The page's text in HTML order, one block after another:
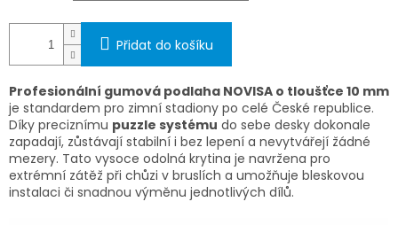
Přidat do košíku
Profesionální gumová podlaha NOVISA o tloušťce 10 mm
je standardem pro zimní stadiony po celé České republice.
Díky preciznímu puzzle systému do sebe desky dokonale
zapadají, zůstávají stabilní i bez lepení a nevytvářejí žádné
mezery. Tato vysoce odolná krytina je navržena pro
extrémní zátěž při chůzi v bruslích a umožňuje bleskovou
instalaci či snadnou výměnu jednotlivých dílů.